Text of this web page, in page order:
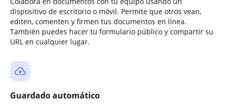
dispositivo de escritorio o móvil. Permite que otros vean,
editen, comenten y firmen tus documentos en línea.
También puedes hacer tu formulario público y compartir su
URL en cualquier lugar.
Guardado automático